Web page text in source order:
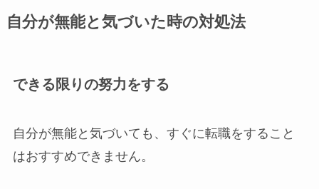
自分が無能と気づいた時の対処法
できる限りの努力をする
自分が無能と気づいても、すぐに転職をすること
はおすすめできません。